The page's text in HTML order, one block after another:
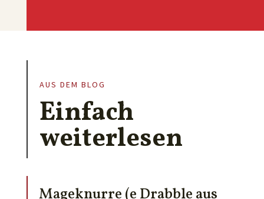
AUS DEM BLOG
Einfach
weiterlesen
Mageknurre (e Drabble aus